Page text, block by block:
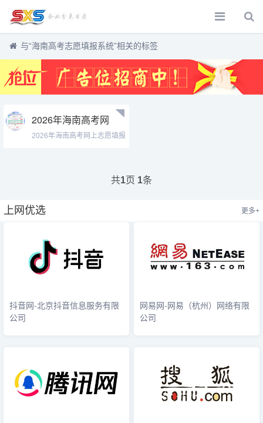
与“海南高考志愿填报系统”相关的标签
2026年海南高考网
上志愿填报系统
2026年海南高考网上志愿填报
共1页 1条
上网优选 更多+
抖音网-北京抖音信息服务有限
公司
网易网-网易（杭州）网络有限
公司